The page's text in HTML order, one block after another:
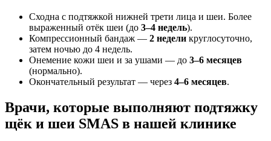
Сходна с подтяжкой нижней трети лица и шеи. Более
выраженный отёк шеи (до 3–4 недель).
Компрессионный бандаж — 2 недели круглосуточно,
затем ночью до 4 недель.
Онемение кожи шеи и за ушами — до 3–6 месяцев
(нормально).
Окончательный результат — через 4–6 месяцев.
Врачи, которые выполняют подтяжку
щёк и шеи SMAS в нашей клинике